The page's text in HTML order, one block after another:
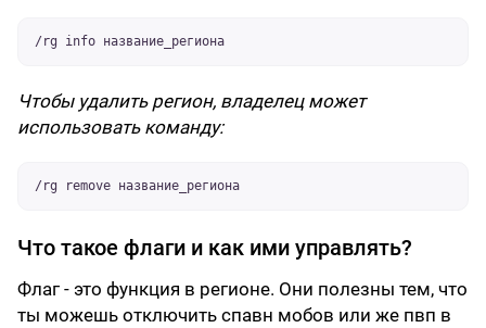
/rg info название_региона
Чтобы удалить регион, владелец может
использовать команду:
/rg remove название_региона
Что такое флаги и как ими управлять?
Флаг - это функция в регионе. Они полезны тем, что
ты можешь отключить спавн мобов или же пвп в